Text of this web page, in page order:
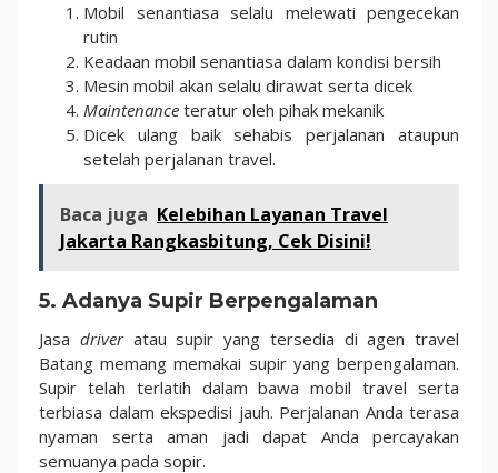
Mobil senantiasa selalu melewati pengecekan
rutin
Keadaan mobil senantiasa dalam kondisi bersih
Mesin mobil akan selalu dirawat serta dicek
Maintenance teratur oleh pihak mekanik
Dicek ulang baik sehabis perjalanan ataupun
setelah perjalanan travel.
Baca juga Kelebihan Layanan Travel
Jakarta Rangkasbitung, Cek Disini!
5. Adanya Supir Berpengalaman
Jasa driveratau supir yang tersedia di agen travel
Batang memang memakai supir yang berpengalaman.
Supir telah terlatih dalam bawa mobil travel serta
terbiasa dalam ekspedisi jauh. Perjalanan Anda terasa
nyaman serta aman jadi dapat Anda percayakan
semuanya pada sopir.